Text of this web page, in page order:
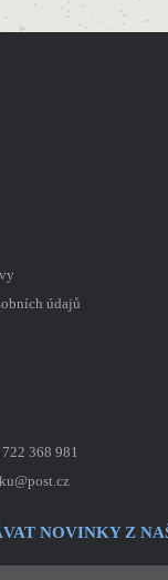
údajů
368 981
NOVINKY Z